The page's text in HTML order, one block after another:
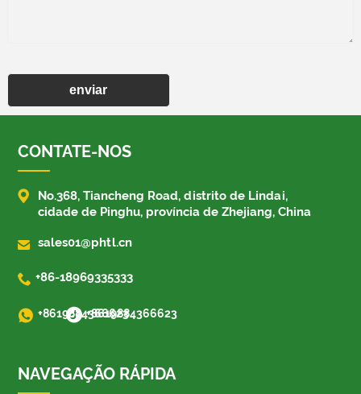
enviar
CONTATE-NOS

No.368, Tiancheng Road, distrito de Lindai,
cidade de Pinghu, província de Zhejiang, China
 sales01@phtl.cn
 +86-18969335333
+8619884366623+8619884366623
NAVEGAÇÃO RÁPIDA